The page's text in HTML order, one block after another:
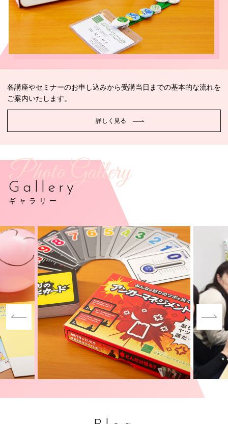
各講座やセミナーのお申し込みから受講当日までの基本的な流れを
ご案内いたします。
詳しく見る
Photo Gallery
Gallery
ギャラリー